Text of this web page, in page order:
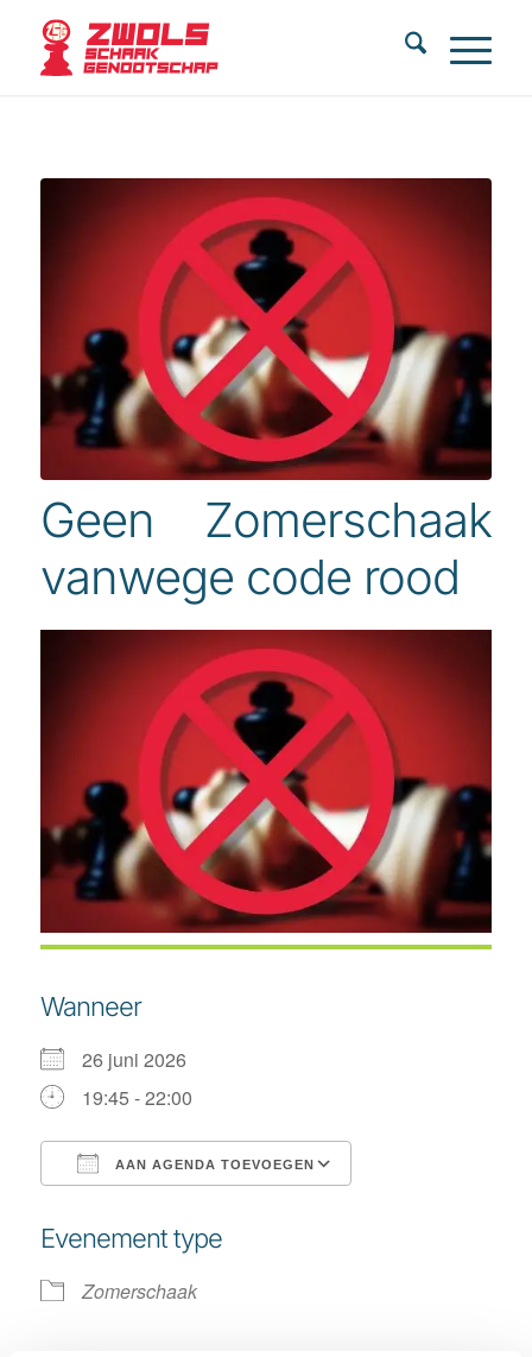
Geen Zomerschaak
vanwege code rood
Wanneer
26 juni 2026
19:45 - 22:00
AAN AGENDA TOEVOEGEN
Evenement type
Zomerschaak